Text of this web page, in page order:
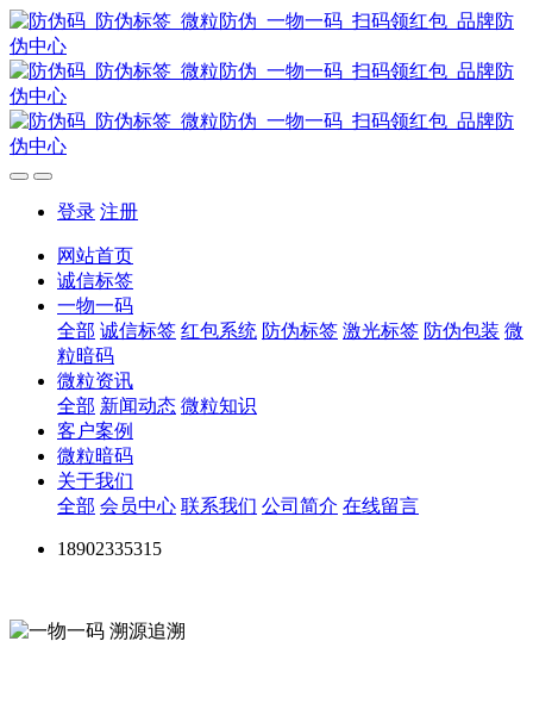
登录 注册
网站首页
诚信标签
一物一码
全部 诚信标签 红包系统 防伪标签 激光标签 防伪包装 微
粒暗码
微粒资讯
全部 新闻动态 微粒知识
客户案例
微粒暗码
关于我们
全部 会员中心 联系我们 公司简介 在线留言
18902335315